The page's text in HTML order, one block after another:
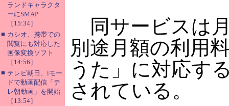
ランドキャラクタ
ーにSMAP
［15:34］
■ カシオ、携帯での
閲覧にも対応した
画像変換ソフト
［14:56］
■ テレビ朝日、iモー
ドで動画配信「テ
レ朝動画」を開始
［13:54］
同サービスは
別途月額の利用
うた」に対応す
されている。